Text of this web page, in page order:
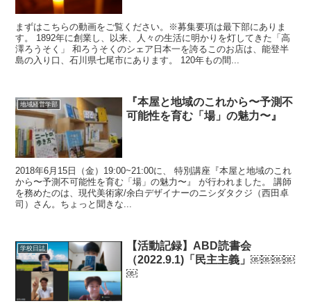
まずはこちらの動画をご覧ください。※募集要項は最下部にありま
す。 1892年に創業し、以来、人々の生活に明かりを灯してきた「高
澤ろうそく」 和ろうそくのシェア日本一を誇るこのお店は、能登半
島の入り口、石川県七尾市にあります。 120年もの間...
地域経営学部
『本屋と地域のこれから〜予測不
可能性を育む「場」の魅力〜』
2018年6月15日（金）19:00~21:00に、 特別講座『本屋と地域のこれ
から〜予測不可能性を育む「場」の魅力〜』 が行われました。 講師
を務めたのは、現代美術家/余白デザイナーのニシダタクジ（西田卓
司）さん。ちょっと聞きな...
学校日誌
【活動記録】ABD読書会
（2022.9.1)「民主主義」￼￼￼￼
￼